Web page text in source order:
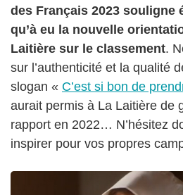
des Français 2023 souligne
qu’à eu la nouvelle
Laitière sur le classement.
sur l’authenticité et la qualité
slogan « C’est si bon de
aurait permis à La Laitière de
rapport en 2022… N’hésitez
inspirer pour vos propres